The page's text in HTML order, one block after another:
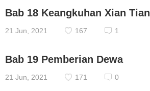
Bab 18 Keangkuhan Xian Tian
21 Jun, 2021 167 1
Bab 19 Pemberian Dewa
21 Jun, 2021 171 0